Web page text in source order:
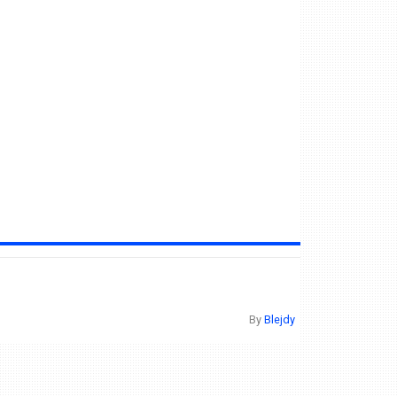
By Blejdy